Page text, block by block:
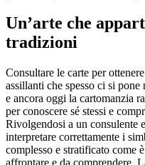
Un’arte che
tradizioni
Consultare le carte per
assillanti che spesso ci si
e ancora oggi la cartomanzia
per conoscere sé stessi e
Rivolgendosi a un consulente
interpretare correttamente i
complesso e stratificato come